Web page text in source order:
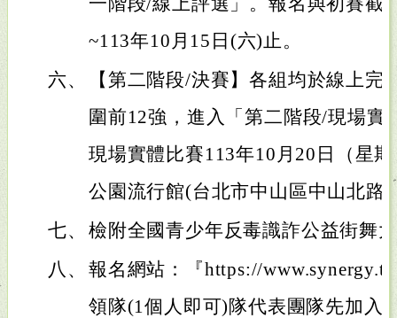
~113年10月15日(六)止。
六、
【第二階段/決賽】各組均於線上完
圍前12強，進入「第二階段/現場實
現場實體比賽113年10月20日（星
公園流行館(台北市中山區中山北路
七、 檢附全國青少年反毒識詐公益街舞
八、 報名網站：『https://
領隊(1個人即可)隊代表團隊先加入